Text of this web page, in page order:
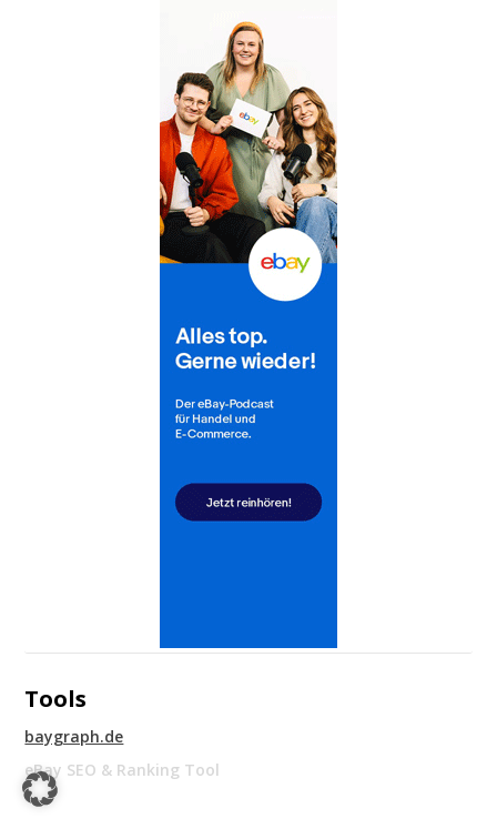
Tools
baygraph.de
eBay SEO & Ranking Tool